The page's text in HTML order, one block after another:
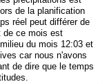
de la planification
réel peut différer de
de ce mois est
du mois 12:03 et
car nous n'avons
de dire que le temps